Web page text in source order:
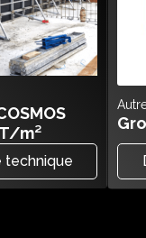
m²
technique